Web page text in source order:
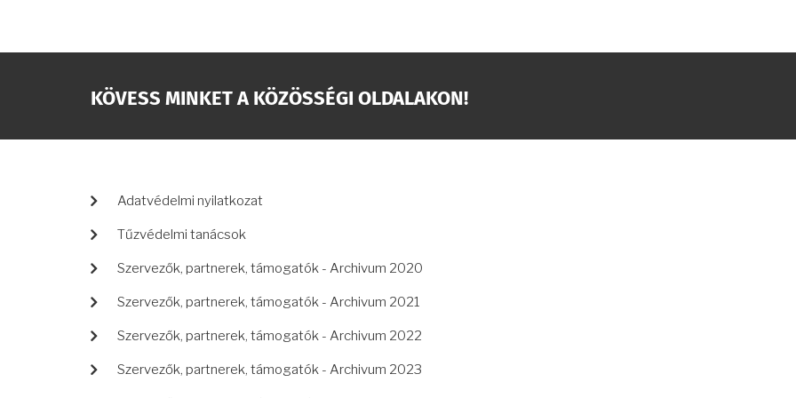
KÖVESS MINKET A KÖZÖSSÉGI OLDALAKON!
LÁBLÉC
Adatvédelmi nyilatkozat
Tűzvédelmi tanácsok
Szervezők, partnerek, támogatók - Archivum 2020
Szervezők, partnerek, támogatók - Archivum 2021
Szervezők, partnerek, támogatók - Archivum 2022
Szervezők, partnerek, támogatók - Archivum 2023